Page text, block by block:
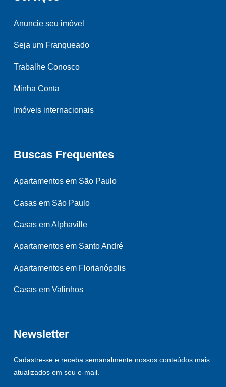
Anuncie seu imóvel
Seja um Franqueado
Trabalhe Conosco
Minha Conta
Imóveis internacionais
Buscas Frequentes
Apartamentos em São Paulo
Casas em São Paulo
Casas em Alphaville
Apartamentos em Santo André
Apartamentos em Florianópolis
Casas em Valinhos
Newsletter
Cadastre-se e receba semanalmente nossos conteúdos mais
atualizados em seu e-mail.